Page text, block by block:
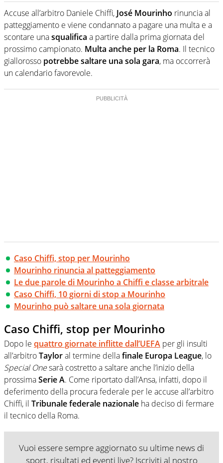
Accuse all’arbitro Daniele Chiffi, José Mourinho rinuncia al
patteggiamento e viene condannato a pagare una multa e a
scontare unasqualifica a partire dalla prima giornata del
prossimo campionato. Multa anche per la Roma. Il tecnico
giallorosso potrebbe saltare una sola gara, ma occorrerà
un calendario favorevole.
Caso Chiffi, stop per Mourinho
Mourinho rinuncia al patteggiamento
Le due parole di Mourinho a Chiffi e classe arbitrale
Caso Chiffi, 10 giorni di stop a Mourinho
Mourinho può saltare una sola giornata
Caso Chiffi, stop per Mourinho
Dopo le quattro giornate inflitte dall’UEFA per gli insulti
all’arbitroTayloral termine dellafinale Europa League, lo
Special Onesarà costretto a saltare anche l’inizio della
prossimaSerie A. Come riportato dall’Ansa, infatti, dopo il
deferimento della procura federale per le accuse all’arbitro
Chiffi, il Tribunale federale nazionale ha deciso di fermare
il tecnico della Roma.
Vuoi essere sempre aggiornato su ultime news di
sport, risultati ed eventi live? Iscriviti al nostro